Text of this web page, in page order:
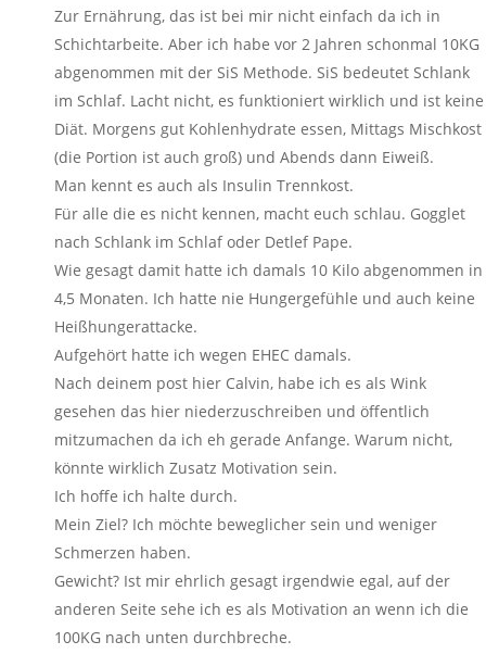
Zur Ernährung, das ist bei mir nicht einfach da ich in
Schichtarbeite. Aber ich habe vor 2 Jahren schonmal 10KG
abgenommen mit der SiS Methode. SiS bedeutet Schlank
im Schlaf. Lacht nicht, es funktioniert wirklich und ist keine
Diät. Morgens gut Kohlenhydrate essen, Mittags Mischkost
(die Portion ist auch groß) und Abends dann Eiweiß.
Man kennt es auch als Insulin Trennkost.
Für alle die es nicht kennen, macht euch schlau. Gogglet
nach Schlank im Schlaf oder Detlef Pape.
Wie gesagt damit hatte ich damals 10 Kilo abgenommen in
4,5 Monaten. Ich hatte nie Hungergefühle und auch keine
Heißhungerattacke.
Aufgehört hatte ich wegen EHEC damals.
Nach deinem post hier Calvin, habe ich es als Wink
gesehen das hier niederzuschreiben und öffentlich
mitzumachen da ich eh gerade Anfange. Warum nicht,
könnte wirklich Zusatz Motivation sein.
Ich hoffe ich halte durch.
Mein Ziel? Ich möchte beweglicher sein und weniger
Schmerzen haben.
Gewicht? Ist mir ehrlich gesagt irgendwie egal, auf der
anderen Seite sehe ich es als Motivation an wenn ich die
100KG nach unten durchbreche.